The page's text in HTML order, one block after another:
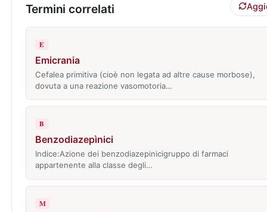
Termini correlati
E
Emicrania
Cefalea primitiva (cioè non legata ad altre cause morbose),
dovuta a una reazione vasomotoria…
B
Benzodiazepìnici
Indice:Azione dei benzodiazepinicigruppo di farmaci
appartenente alla classe degli…
M